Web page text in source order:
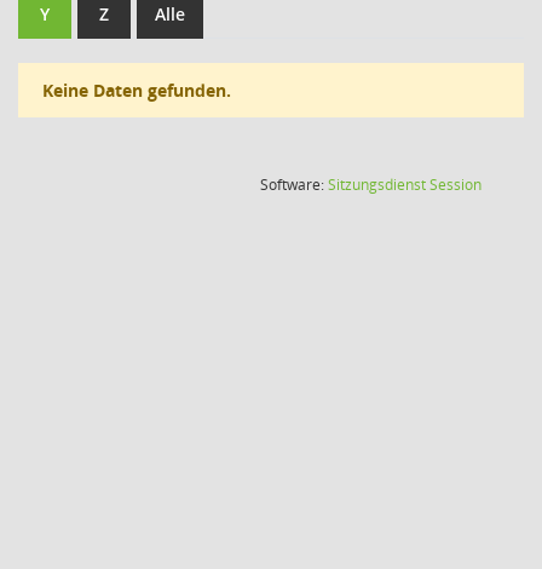
Y Z Alle
Keine Daten gefunden.
Software:SitzungsdienstSession(Wird in